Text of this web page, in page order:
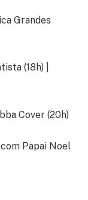
Grandes
(18h) |
Cover (20h)
Papai Noel